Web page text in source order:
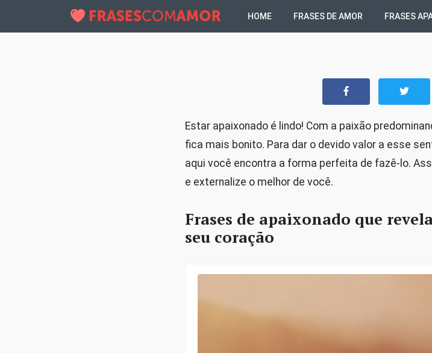
HOME FRASES DE AMOR FRASES
Estar apaixonado é lindo! Com a paixão
fica mais bonito. Para dar o devido valor a esse
aqui você encontra a forma perfeita de fazê-lo.
e externalize o melhor de você.
Frases de apaixonado que
seu coração